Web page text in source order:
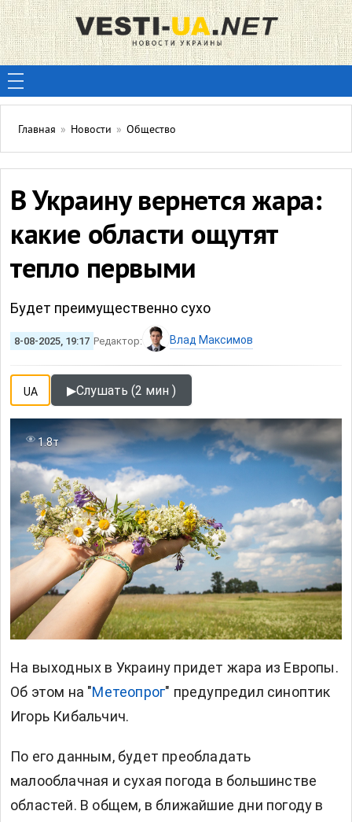
Главная » Новости » Общество
В Украину вернется жара:
какие области ощутят
тепло первыми
Будет преимущественно сухо
8-08-2025, 19:17 Редактор: Влад Максимов
UA ▶Слушать (2 мин )
1.8т
На выходных в Украину придет жара из Европы.
Об этом на "Метеопрог" предупредил синоптик
Игорь Кибальчич.
По его данным, будет преобладать
малооблачная и сухая погода в большинстве
областей. В общем, в ближайшие дни погоду в